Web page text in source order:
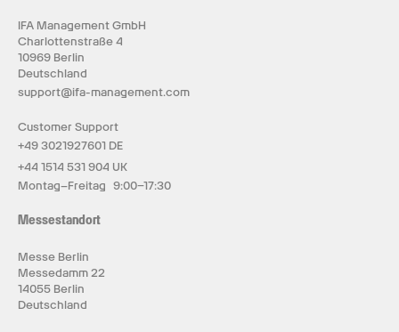
IFA Management GmbH
Charlottenstraße 4
10969 Berlin
Deutschland
support@ifa-management.com
Customer Support
+49 3021927601 DE
+44 1514 531 904 UK
Montag–Freitag 9:00–17:30
Messestandort
Messe Berlin
Messedamm 22
14055 Berlin
Deutschland